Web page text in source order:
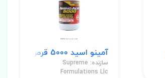
آمینو اسید 5000 قرص
سازنده: Supreme
Formulations Llc